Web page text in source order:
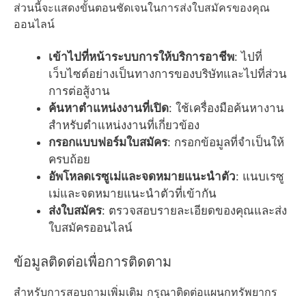
ส่วนนี้จะแสดงขั้นตอนชัดเจนในการส่งใบสมัครของคุณ
ออนไลน์
เข้าไปที่หน้าระบบการให้บริการอาชีพ: ไปที่
เว็บไซต์อย่างเป็นทางการของบริษัทและไปที่ส่วน
การต่อสู้งาน
ค้นหาตำแหน่งงานที่เปิด: ใช้เครื่องมือค้นหางาน
สำหรับตำแหน่งงานที่เกี่ยวข้อง
กรอกแบบฟอร์มใบสมัคร: กรอกข้อมูลที่จำเป็นให้
ครบถ้อย
อัพโหลดเรซูเม่และจดหมายแนะนำตัว: แนบเรซู
เม่และจดหมายแนะนำตัวที่เข้ากัน
ส่งใบสมัคร: ตรวจสอบรายละเอียดของคุณและส่ง
ใบสมัครออนไลน์
ข้อมูลติดต่อเพื่อการติดตาม
สำหรับการสอบถามเพิ่มเติม กรุณาติดต่อแผนกทรัพยากร